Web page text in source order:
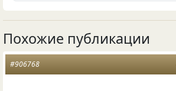
Похожие публикации
#906768